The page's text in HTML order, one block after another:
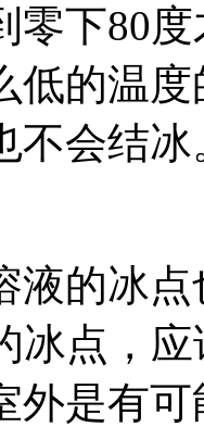
零下80
低的温
不会结冰
液的冰
冰点，
外是有